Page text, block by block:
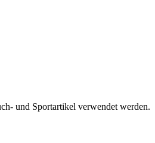
und Sportartikel verwendet werden.